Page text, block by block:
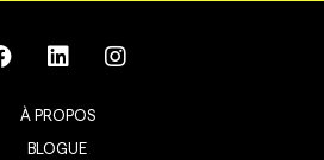
À PROPOS
BLOGUE